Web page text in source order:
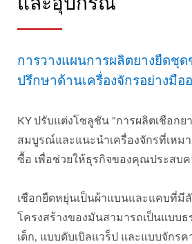
การวางแผนการผลิตยางยืดชุ
ปรึกษาด้านเครื่องจักรอย่างมือ
KY ปรับแต่งโซลูชัน "การผลิตเชือก
สมบูรณ์และแนะนำเครื่องจักรที่เหม
ซื้อ เพื่อช่วยให้ธุรกิจของคุณประสบค
เชือกยืดหยุ่นเป็นผ้าแบนและแคบที่มี
โครงสร้างของมันสามารถเป็นแบบธ
เด็ก, แบบดับเบิลแวร็ป และแบบจักร